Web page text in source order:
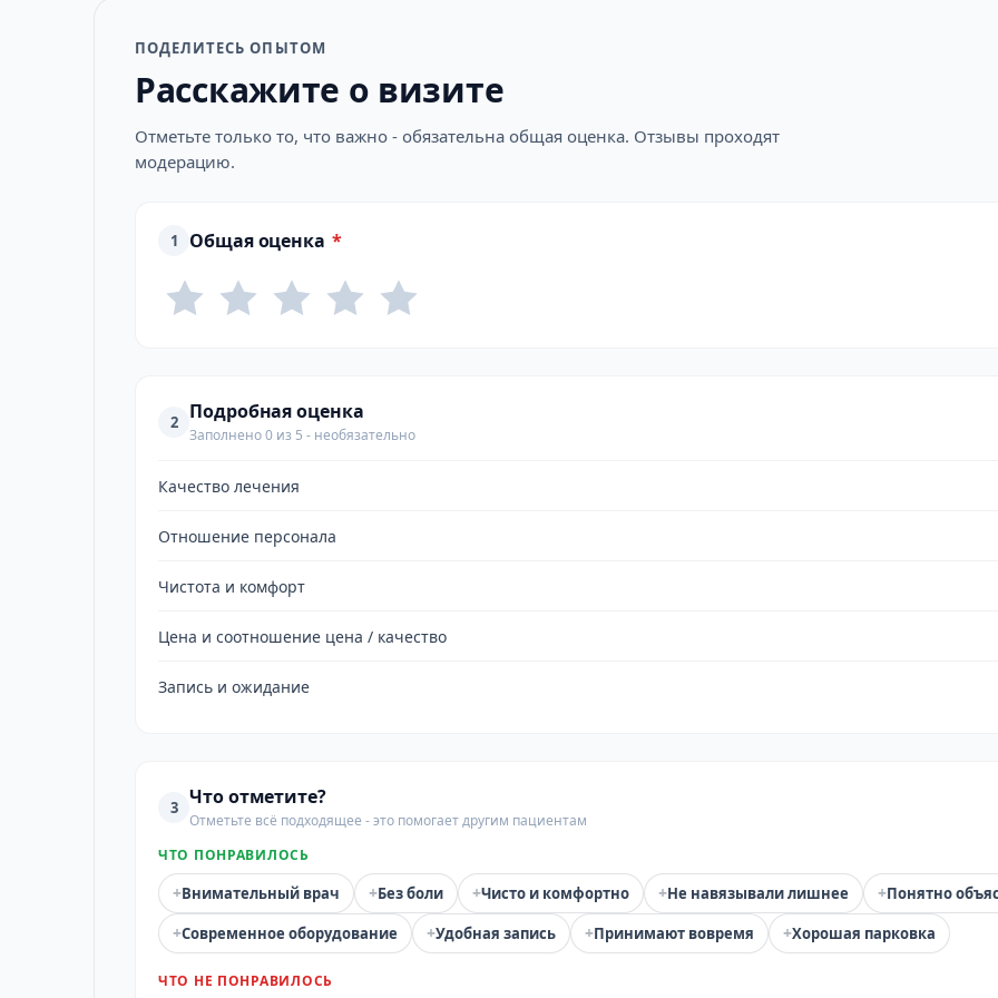
ПОДЕЛИТЕСЬ ОПЫТОМ
Расскажите о визите
Отметьте только то, что важно - обязательна общая оценка. Отзывы проходят
модерацию.
1 Общая оценка *
2 Подробная оценка
Заполнено 0 из 5 - необязательно
Качество лечения
Отношение персонала
Чистота и комфорт
Цена и соотношение цена / качество
Запись и ожидание
3 Что отметите?
Отметьте всё подходящее - это помогает другим пациентам
ЧТО ПОНРАВИЛОСЬ
+Внимательный врач +Без боли +Чисто и комфортно +Не навязывали лишнее +Понятно
+Современное оборудование +Удобная запись +Принимают вовремя +Хорошая парковка
ЧТО НЕ ПОНРАВИЛОСЬ